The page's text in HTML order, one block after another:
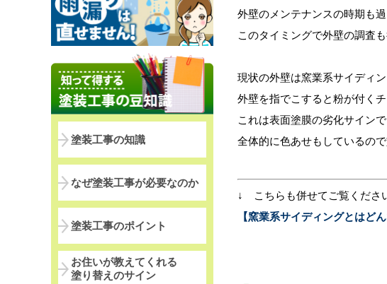
外壁のメンテナンスの時期も
このタイミングで外壁の調査も
現状の外壁は窯業系サイディン
外壁を指でこすると粉が付く
これは表面塗膜の劣化サイン
全体的に色あせもしているの
↓ こちらも併せてご覧くだ
【窯業系サイディングとはど
塗装工事の知識
なぜ塗装工事が必要なのか
塗装工事のポイント
お住いが教えてくれる
塗り替えのサイン